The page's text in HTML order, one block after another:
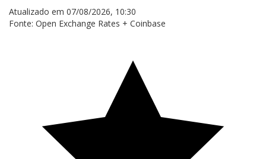
Atualizado em 07/08/2026, 10:30
Fonte: Open Exchange Rates + Coinbase